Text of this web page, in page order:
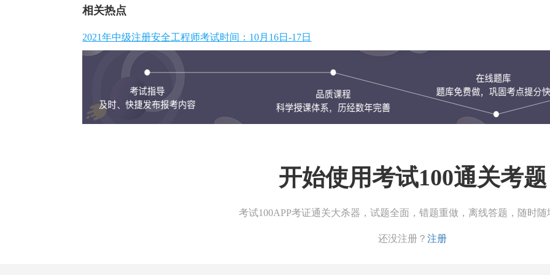
相关热点
2021年中级注册安全工程师考试时间：10月16日-17日
开始使用考试100通关考题
考试100APP考证通关大杀器，试题全面，错题重做，离线答题，随时随
还没注册？ 注册